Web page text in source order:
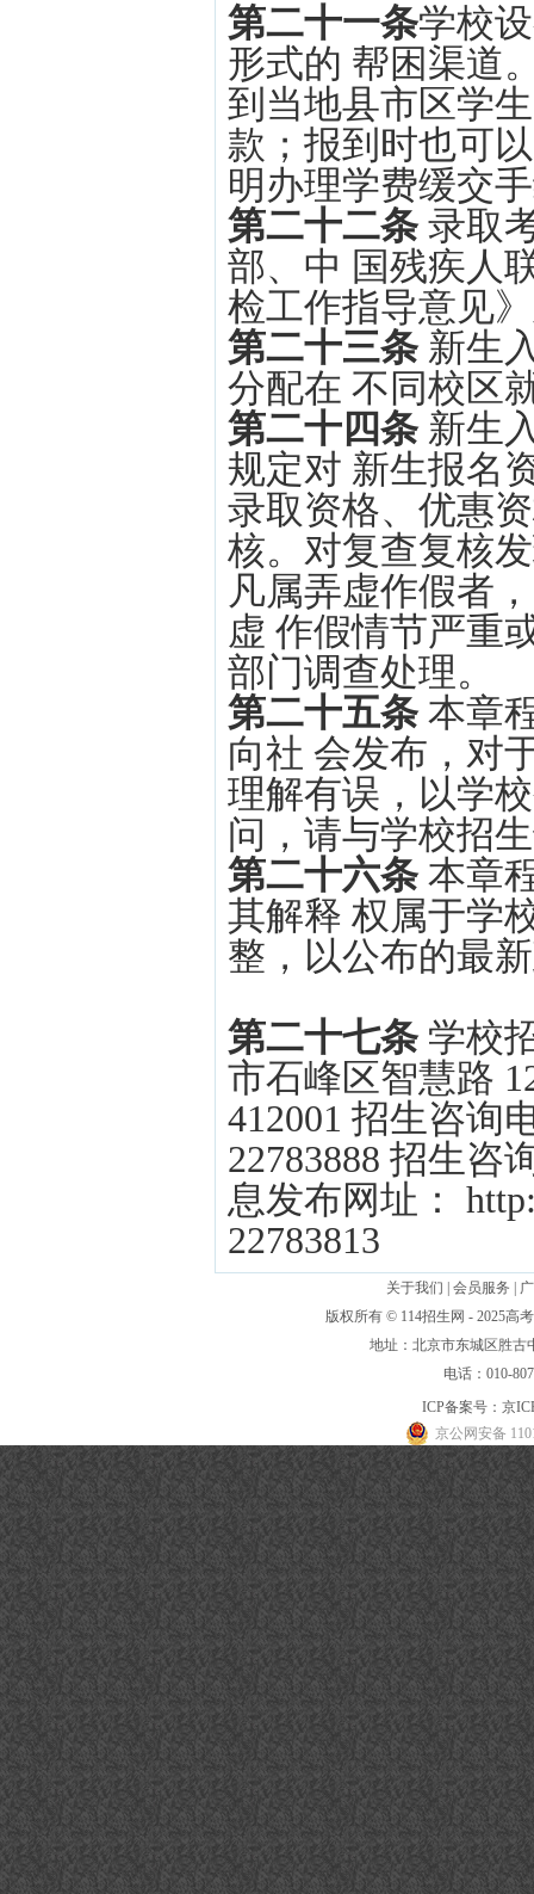
第二十一条学校
形式的 帮困渠道
到当地县市区学
款；报到时也可
明办理学费缓交
第二十二条录取
部、中 国残疾人
检工作指导意见
第二十三条 新生
分配在 不同校区
第二十四条 新生
规定对 新生报名
录取资格、优惠
核。对复查复核
凡属弄虚作假者
虚 作假情节严重
部门调查处理。
第二十五条本章
向社 会发布，对
理解有误，以学
问，请与学校招
第二十六条本章
其解释 权属于学
整，以公布的最
第二十七条 学校
市石峰区智慧路
412001 招生咨询
22783888 招生咨
息发布网址：
22783813
关于我们 会员服务
版权所有 © 114招生网 - 2025高
地址：北京市东城区胜
电话：010-
ICP备案号： 京
京公网安备